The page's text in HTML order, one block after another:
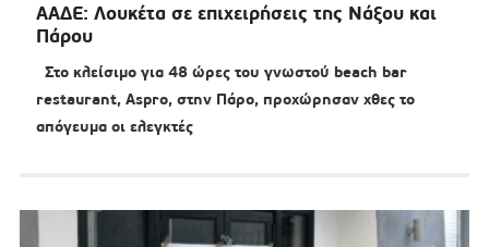
ΑΑΔΕ: Λουκέτα σε επιχειρήσεις της Νάξου και
Πάρου
Στο κλείσιμο για 48 ώρες του γνωστού beach bar
restaurant, Aspro, στην Πάρο, προχώρησαν χθες το
απόγευμα οι ελεγκτές